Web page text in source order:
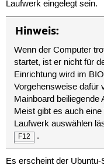
Laufwerk eingelegt sein.
Hinweis:
Wenn der Computer
startet, ist er nicht für
Einrichtung wird im
Vorgehensweise dafür
Mainboard beiliegende
Meist gibt es auch
Laufwerk auswählen
F12 .
Es erscheint der